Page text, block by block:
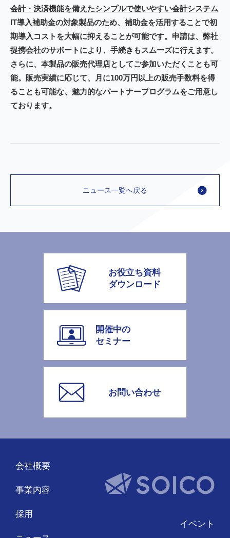
会計・決済機能を備えたシンプルで使いやすい会計システム
IT導入補助金の対象製品のため、補助金を活用することで初
期導入コストを大幅に抑えることが可能です。申請は、弊社
提携会社のサポートにより、手続きもスムーズに行えます。
さらに、本製品の販売代理店としてご参加いただくことも可
能。販売実績に応じて、月に100万円以上の販売手数料を得
ることも可能な、魅力的なパートナープログラムをご用意し
ております。
ニュース一覧へ戻る
お役立ち資料
ダウンロード
開催中の
セミナー
お問い合わせ
会社概要
事業内容
採用
イベント